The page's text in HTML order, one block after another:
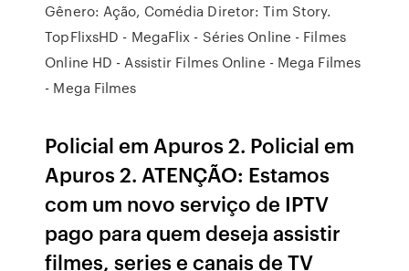
Gênero: Ação, Comédia Diretor: Tim Story.
TopFlixsHD - MegaFlix - Séries Online - Filmes
Online HD - Assistir Filmes Online - Mega Filmes
- Mega Filmes
Policial em Apuros 2. Policial em
Apuros 2. ATENÇÃO: Estamos
com um novo serviço de IPTV
pago para quem deseja assistir
filmes, series e canais de TV